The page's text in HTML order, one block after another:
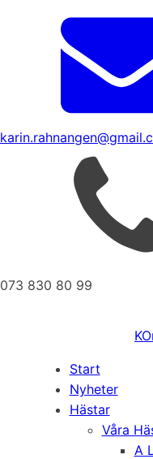
073 830 80 99
Start
Nyheter
Hästar
Våra
A